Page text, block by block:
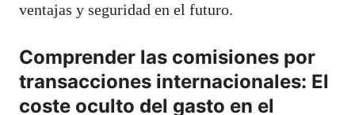
ventajas y seguridad en el futuro.
Comprender las comisiones por
transacciones internacionales: El
coste oculto del gasto en el